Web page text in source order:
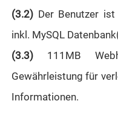
(3.2) Der Benutzer
inkl. MySQL
(3.3) 111MB
Gewährleistung für
Informationen.